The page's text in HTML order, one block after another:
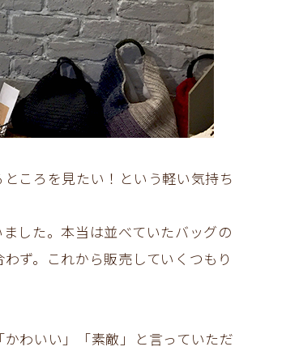
ころを見たい！という軽い気持ち
した。本当は並べていたバッグの
ず。これから販売していくつもり
わいい」「素敵」と言っていただ